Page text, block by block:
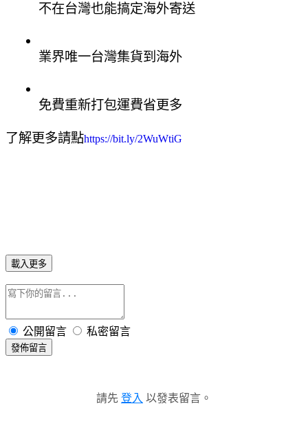
不在台灣也能搞定海外寄送
業界唯一台灣集貨到海外
免費重新打包運費省更多
了解更多請點https://bit.ly/2WuWtiG
載入更多
公開留言 私密留言
發佈留言
請先 登入 以發表留言。